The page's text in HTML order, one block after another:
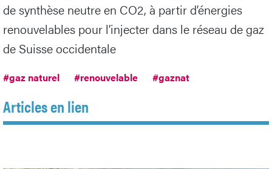
de synthèse neutre en CO2, à partir d’énergies
renouvelables pour l’injecter dans le réseau de gaz
de Suisse occidentale
#gaz naturel #renouvelable #gaznat
Articles en lien